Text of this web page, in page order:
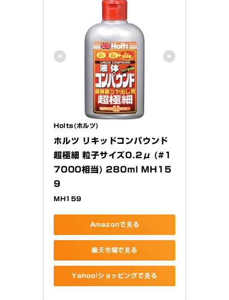
Holts(ホルツ)
ホルツ リキッドコンパウンド
超極細 粒子サイズ0.2μ (#1
7000相当) 280ml MH15
9
MH159
Amazonで見る
楽天市場で見る
Yahoo!ショッピングで見る